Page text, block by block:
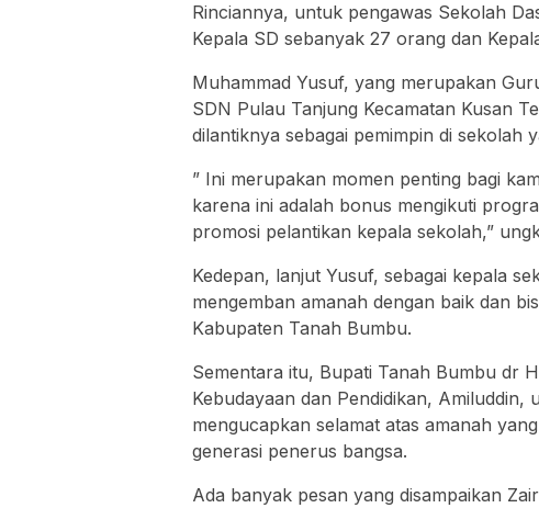
Rinciannya, untuk pengawas Sekolah
Kepala SD sebanyak 27 orang dan
Muhammad Yusuf, yang merupakan
SDN Pulau Tanjung Kecamatan Kusan
dilantiknya sebagai pemimpin di sekolah
” Ini merupakan momen penting bagi
karena ini adalah bonus mengikuti
promosi pelantikan kepala sekolah,”
Kedepan, lanjut Yusuf, sebagai kepala
mengemban amanah dengan baik dan
Kabupaten Tanah Bumbu.
Sementara itu, Bupati Tanah Bumbu dr
Kebudayaan dan Pendidikan, Amiluddin,
mengucapkan selamat atas amanah
generasi penerus bangsa.
Ada banyak pesan yang disampaikan